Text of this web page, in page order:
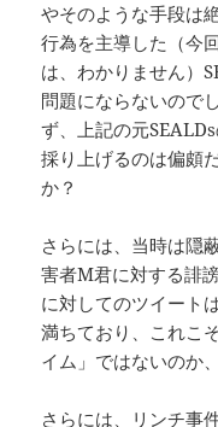
やそのような手段は
行為を主導した（今
は、わかりません）
問題にならないので
ず、上記の元
採り上げるのは偏頗
か？
さらには、当時は隠
害者М君に対する誹
に対してのツイート
満ちており、これこ
イム」ではないのか
さらには、リンチ事